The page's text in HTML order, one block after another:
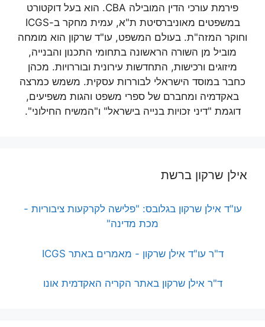
פירמת עורכי הדין המובילה CBA. הוא בעל דוקטורט
במשפטים מאוניברסיטת ת"א, עמית מחקר ב-ICGS
וחוקר המזה"ת. בעולם המשפט, עו"ד שרקון הוא מומחה
מוביל מן השורה הראשונה בתחומי התכנון והבנייה,
מיזוגים ורכישות, התחדשות עירונית ובוררויות. מכהן
כחבר במוסד הישראלי לבוררות עסקית. משמש כמרצה
באקדמיה ומחברם של ספרי משפט והגות משפיעים,
דוגמת "דיני זכויות בנייה בישראל" ו"המשיח החילוני".
אילן שרקון ברשת
עו"ד אילן שרקון בגלובס: "פלישה לקרקעות ציבוריות -
מכת מדינה"
ד"ר עו"ד אילן שרקון - מאמרים באתר ICGS
ד"ר אילן שרקון באתר הקריה האקדמית אונו